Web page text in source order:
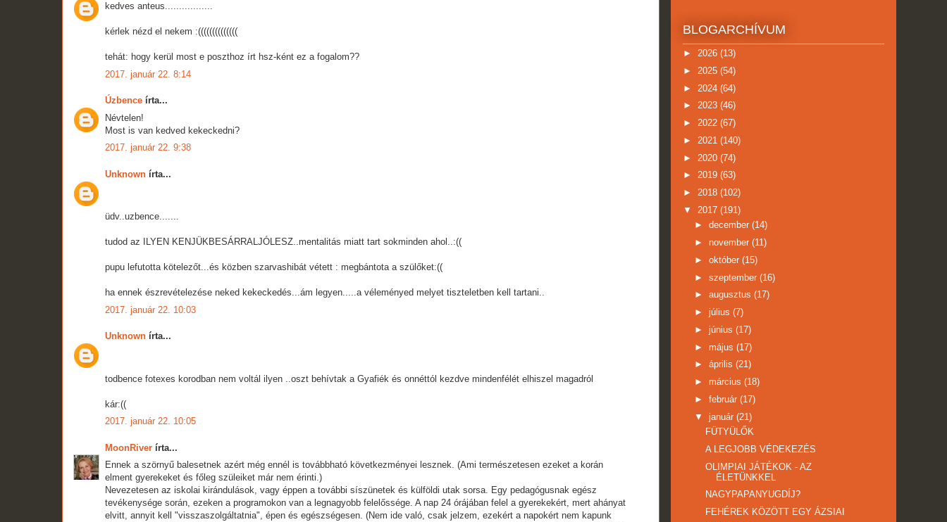
kedves anteus.................
kérlek nézd el nekem :((((((((((((((
tehát: hogy kerül most e poszthoz írt hsz-ként ez a fogalom??
2017. január 22. 8:14
Úzbence írta...
Névtelen!
Most is van kedved kekeckedni?
2017. január 22. 9:38
Unknown írta...
üdv..uzbence.......
tudod az ILYEN KENJÜKBESÁRRALJÓLESZ..mentalitás miatt tart sokminden ahol..:((
pupu lefutotta kötelezőt...és közben szarvashibát vétett : megbántota a szülőket:((
ha ennek észrevételezése neked kekeckedés...ám legyen.....a véleményed melyet tiszteletben kell tartani..
2017. január 22. 10:03
Unknown írta...
todbence fotexes korodban nem voltál ilyen ..oszt behívtak a Gyafiék és onnéttól kezdve mindenfélét elhiszel magadról
kár:((
2017. január 22. 10:05
MoonRiver írta...
Ennek a szörnyű balesetnek azért még ennél is továbbható következményei lesznek. (Ami természetesen ezeket a korán
elment gyerekeket és főleg szüleiket már nem érinti.)
Nevezetesen az iskolai kirándulások, vagy éppen a további síszünetek és külföldi utak sorsa. Egy pedagógusnak egész
tevékenysége során, ezeken a programokon van a legnagyobb felelőssége. A nap 24 órájában felel a gyerekekért, mert ahányat
elvitt, annyit kell "visszaszolgáltatnia", épen és egészségesen. (Nem ide való, csak jelzem, ezekért a napokért nem kapunk
BLOGARCHÍVUM
► 2026 (13)
► 2025 (54)
► 2024 (64)
► 2023 (46)
► 2022 (67)
► 2021 (140)
► 2020 (74)
► 2019 (63)
► 2018 (102)
▼ 2017 (191)
► december (14)
► november (11)
► október (15)
► szeptember (16)
► augusztus (17)
► július (7)
► június (17)
► május (17)
► április (21)
► március (18)
► február (17)
▼ január (21)
FÜTYÜLŐK
A LEGJOBB VÉDEKEZÉS
OLIMPIAI JÁTÉKOK - AZ
ÉLETÜNKKEL
NAGYPAPANYUGDÍJ?
FEHÉREK KÖZÖTT EGY ÁZSIAI